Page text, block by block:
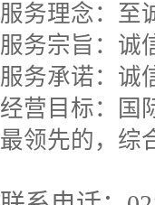
服务理念：至
服务宗旨：诚
服务承诺：诚
经营目标：国
最领先的，综